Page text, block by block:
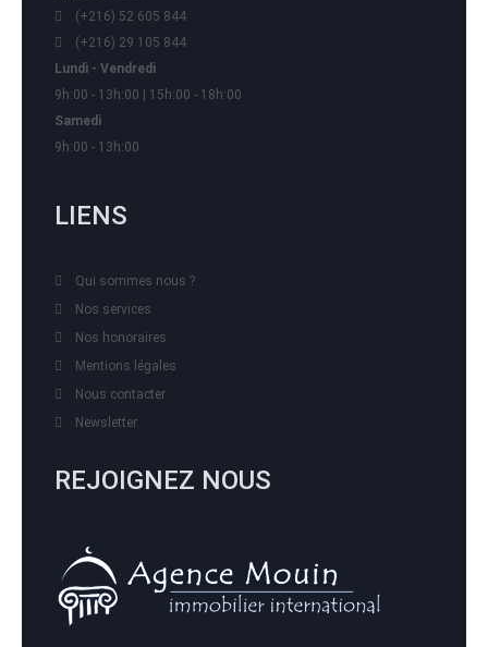
(+216) 52 605 844
(+216) 29 105 844
Lundi - Vendredi
9h:00 - 13h:00 | 15h:00 - 18h:00
Samedi
9h:00 - 13h:00
LIENS
Qui sommes nous ?
Nos services
Nos honoraires
Mentions légales
Nous contacter
Newsletter
REJOIGNEZ NOUS